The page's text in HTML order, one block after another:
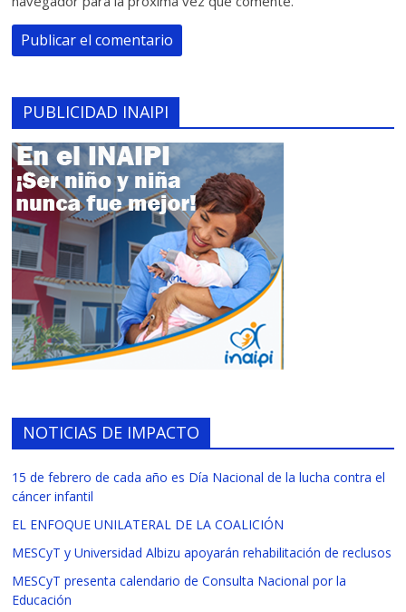
PUBLICIDAD INAIPI
NOTICIAS DE IMPACTO
15 de febrero de cada año es Día Nacional de la lucha contra el
cáncer infantil
EL ENFOQUE UNILATERAL DE LA COALICIÓN
MESCyT y Universidad Albizu apoyarán rehabilitación de reclusos
MESCyT presenta calendario de Consulta Nacional por la
Educación